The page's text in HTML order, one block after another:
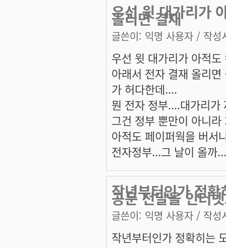
우선 윗 대가리가
올리면 결재
글쓴이: 익명 사용자 / 작성
우선 윗 대가리가 아적
아래서 전자 결재 올리
가 허다한데....
뭔 전자 정부....대가리
그건 정부 뿐만이 아니
아적도 페이퍼웍을 버서
전자정부...그 날이 올까
작년부터인가 정
공문 전달을 인터
글쓴이: 익명 사용자 / 작성
작년부터인가 정확히는